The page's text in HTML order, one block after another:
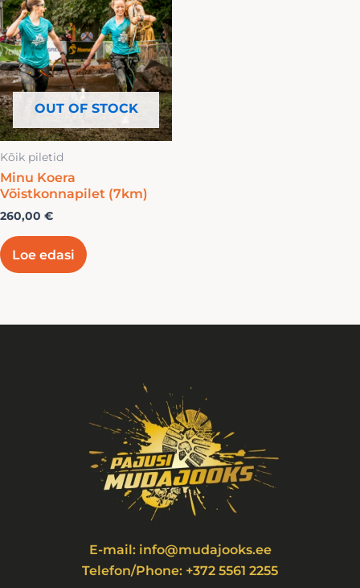
OUT OF STOCK
Kõik piletid
Minu Koera
Võistkonnapilet (7km)
260,00 €
Loe edasi
E-mail: info@mudajooks.ee
Telefon/Phone: +372 5561 2255